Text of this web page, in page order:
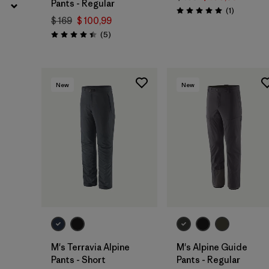
Pants - Regular
$ 169 $ 100,99
Valoración: 4.4 / 5
(5Comentarios
)
Valoración: 5.0 / 5
(1)
New
M's Terravia Alpine
Pants - Short
New
M's Alpine Guide
Pants - Regular